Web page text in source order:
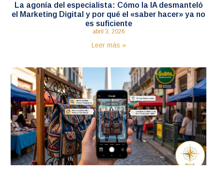
La agonía del especialista: Cómo la IA desmanteló
el Marketing Digital y por qué el «saber hacer» ya no
es suficiente
abril 3, 2026
Leer más »